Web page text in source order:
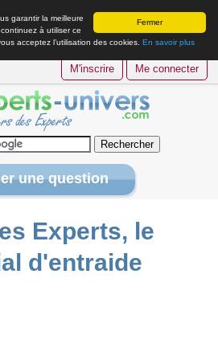
Fermer
garantir la meilleure
à utiliser ce
acceptez l’utilisation des cookies. En savoir plus
M'inscrire Me connecter
une question
Experts, le
d'entraide